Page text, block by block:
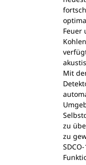
Feuer
Mit
zu
zu